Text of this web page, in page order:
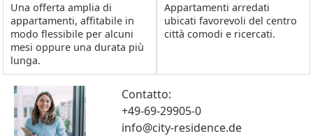
Una offerta amplia di
appartamenti, affitabile in
modo flessibile per alcuni
mesi oppure una durata più
lunga.
Appartamenti arredati
ubicati favorevoli del centro
città comodi e ricercati.
Contatto:
+49-69-29905-0
info@city-residence.de